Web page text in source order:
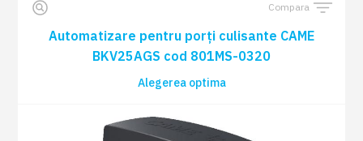
Compara
Automatizare pentru porți culisante CAME
BKV25AGS cod 801MS-0320
Alegerea optima